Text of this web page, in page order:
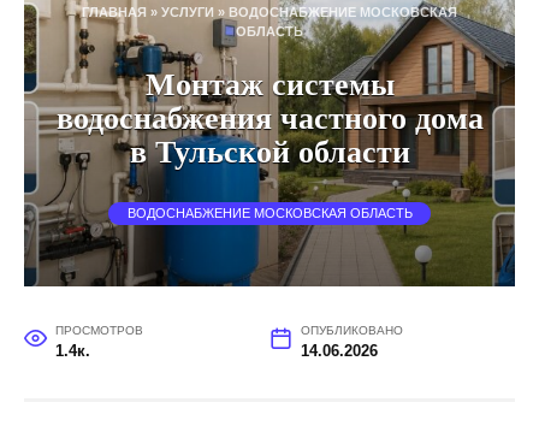
ГЛАВНАЯ » УСЛУГИ » ВОДОСНАБЖЕНИЕ МОСКОВСКАЯ
ОБЛАСТЬ
Монтаж системы
водоснабжения частного дома
в Тульской области
ВОДОСНАБЖЕНИЕ МОСКОВСКАЯ ОБЛАСТЬ
ПРОСМОТРОВ
1.4к.
ОПУБЛИКОВАНО
14.06.2026